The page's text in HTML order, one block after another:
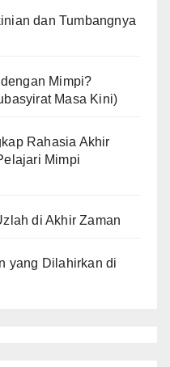
dan Tumbangnya
Mimpi?
Masa Kini)
Rahasia Akhir
Mimpi
di Akhir Zaman
yang Dilahirkan di